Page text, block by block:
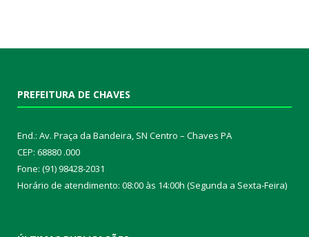
PREFEITURA DE CHAVES
End.: Av. Praça da Bandeira, SN Centro – Chaves PA
CEP: 68880 .000
Fone: (91) 98428-2031
Horário de atendimento: 08:00 às 14:00h (Segunda a Sexta-Feira)